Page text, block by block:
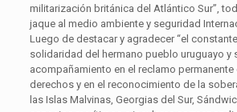
militarización británica del Atlántico Sur”,
jaque al medio ambiente y seguridad
Luego de destacar y agradecer “el
solidaridad del hermano pueblo uruguayo y
acompañamiento en el reclamo
derechos y en el reconocimiento de la
las Islas Malvinas, Georgias del Sur,